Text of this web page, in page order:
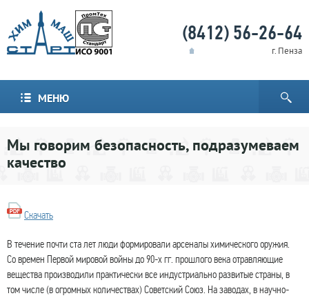
(8412) 56-26-64
г. Пенза
МЕНЮ
Мы говорим безопасность, подразумеваем
качество
Скачать
В течение почти ста лет люди формировали арсеналы химического оружия.
Со времен Первой мировой войны до 90-х гг. прошлого века отравляющие
вещества производили практически все индустриально развитые страны, в
том числе (в огромных количествах) Советский Союз. На заводах, в научно-